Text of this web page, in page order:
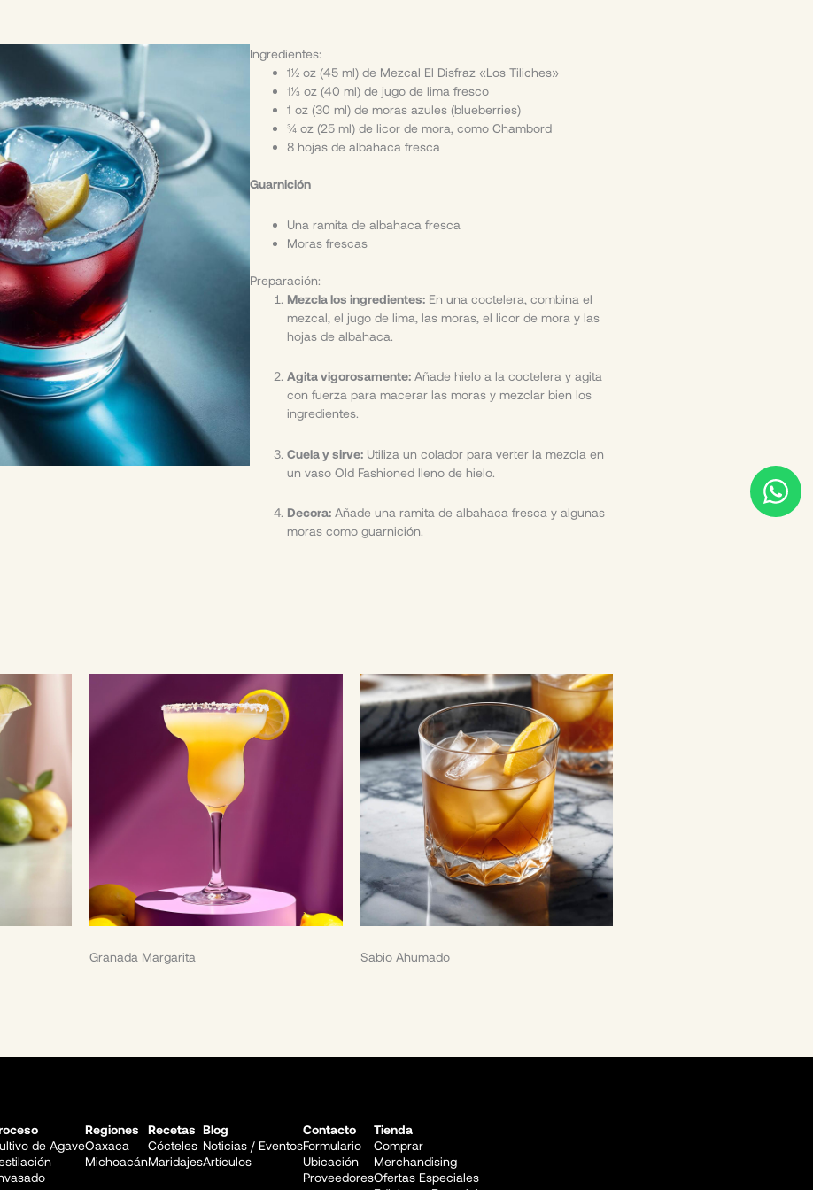
W
h
Ingredientes:
1½ oz (45 ml) de Mezcal El Disfraz «Los Tiliches»
1⅓ oz (40 ml) de jugo de lima fresco
1 oz (30 ml) de moras azules (blueberries)
¾ oz (25 ml) de licor de mora, como Chambord
8 hojas de albahaca fresca
Guarnición
Una ramita de albahaca fresca
Moras frescas
Preparación:
Mezcla los ingredientes: En una coctelera, combina el
mezcal, el jugo de lima, las moras, el licor de mora y las
hojas de albahaca.
Agita vigorosamente: Añade hielo a la coctelera y agita
con fuerza para macerar las moras y mezclar bien los
ingredientes.
Cuela y sirve: Utiliza un colador para verter la mezcla en
un vaso Old Fashioned lleno de hielo.
Decora: Añade una ramita de albahaca fresca y algunas
moras como guarnición.
Granada Margarita Sabio Ahumado
de Agave
Regiones
Oaxaca
Michoacán
Recetas
Cócteles
Maridajes
Blog
Noticias / Eventos
Artículos
Contacto
Formulario
Ubicación
Proveedores
Tienda
Comprar
Merchandising
Ofertas Especiales